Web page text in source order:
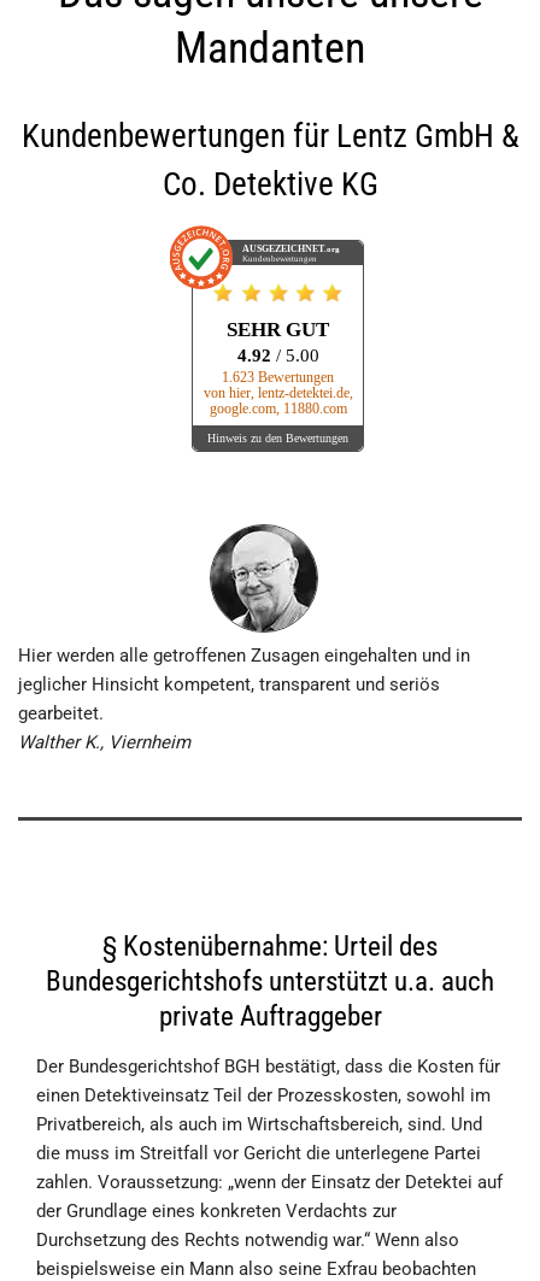
Mandanten
Kundenbewertungen für Lentz GmbH &
Co. Detektive KG
AUSGEZEICHNET .org
Kundenbewertungen
SEHR GUT
4.92 / 5.00
1.623 Bewertungen
von hier, lentz-detektei.de,
google.com, 11880.com
Hinweis zu den Bewertungen
Hier werden alle getroffenen Zusagen eingehalten und in
jeglicher Hinsicht kompetent, transparent und seriös
gearbeitet.
Walther K., Viernheim
§ Kostenübernahme: Urteil des
Bundesgerichtshofs unterstützt u.a. auch
private Auftraggeber
Der Bundesgerichtshof BGH bestätigt, dass die Kosten für
einen Detektiveinsatz Teil der Prozesskosten, sowohl im
Privatbereich, als auch im Wirtschaftsbereich, sind. Und
die muss im Streitfall vor Gericht die unterlegene Partei
zahlen. Voraussetzung: „wenn der Einsatz der Detektei auf
der Grundlage eines konkreten Verdachts zur
Durchsetzung des Rechts notwendig war.“ Wenn also
beispielsweise ein Mann also seine Exfrau beobachten